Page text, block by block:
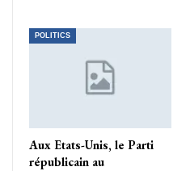
POLITICS
Aux Etats-Unis, le Parti
républicain au